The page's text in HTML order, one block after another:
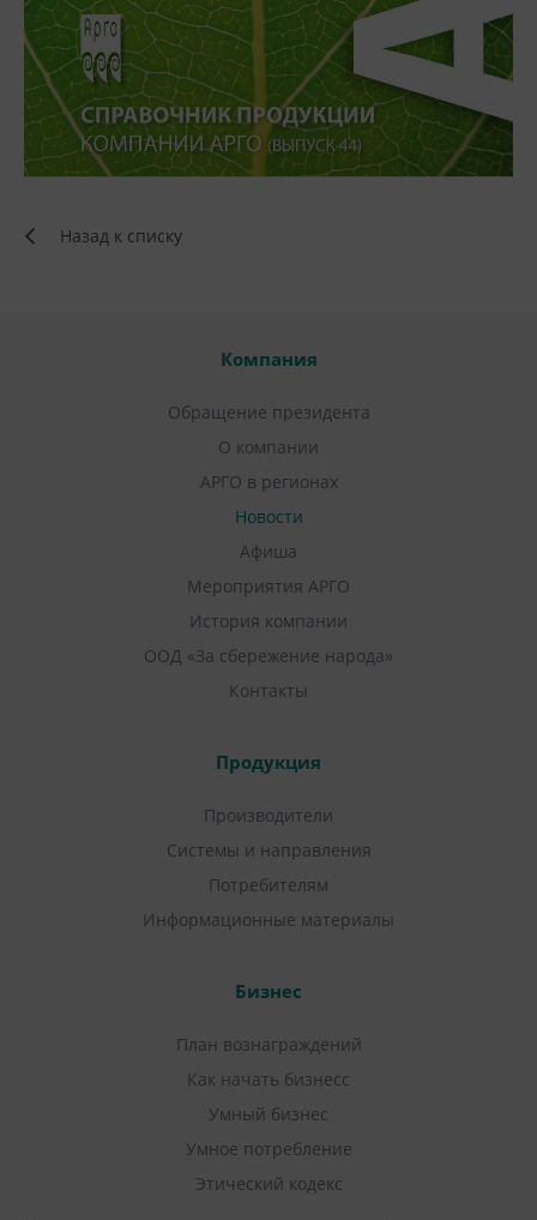
Назад к списку
Компания
Обращение президента
О компании
АРГО в регионах
Новости
Афиша
Мероприятия АРГО
История компании
ООД «За сбережение народа»
Контакты
Продукция
Производители
Системы и направления
Потребителям
Информационные материалы
Бизнес
План вознаграждений
Как начать бизнесс
Умный бизнес
Умное потребление
Этический кодекс